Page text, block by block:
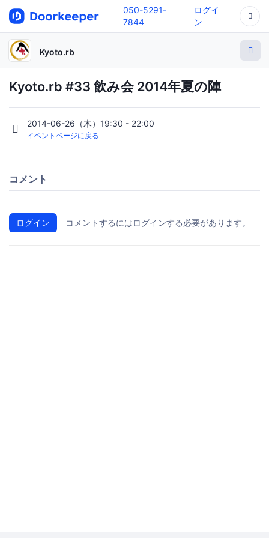
050-5291-
7844
ログイ
ン
Kyoto.rb
Kyoto.rb #33 飲み会 2014年夏の陣
2014-06-26（木）19:30 - 22:00
イベントページに戻る
コメント
ログイン コメントするにはログインする必要があります。